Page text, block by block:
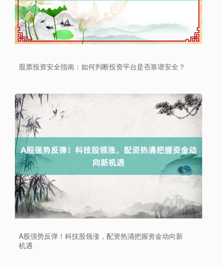
股票投资安全指南：如何判断投资平台是否靠谱安全？
A股强势反弹！科技股领涨，配资热涌把握资金动向新
机遇